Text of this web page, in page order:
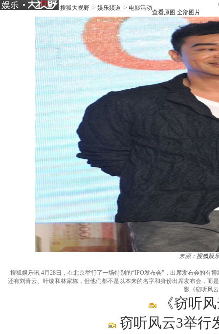
搜狐大视野 > 娱乐频道 > 电影活动
查看原图 全部图片
来源： 搜狐娱
搜狐娱乐讯 4月28日，在北京举行了一场特别的“IPO发布会”，出席发布会的有
还有刘青云、叶璇和林家栋，但他们都不是以本来的名字和身份出席发布会，
影《窃听风
《窃听
窃听风云3举行